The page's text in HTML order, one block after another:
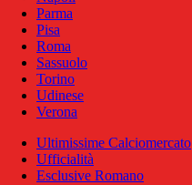
Parma
Pisa
Roma
Sassuolo
Torino
Udinese
Verona
Ultimissime Calciomercato
Ufficialità
Esclusive Romano